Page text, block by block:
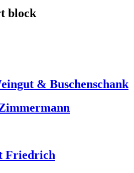
block
& Buschenschank
Friedrich